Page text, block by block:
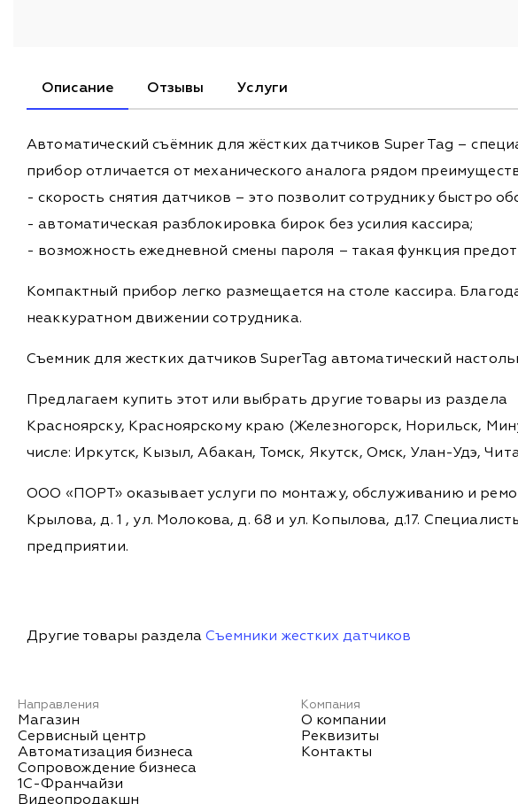
Описание Отзывы Услуги
Автоматический съёмник для жёстких датчиков Super Tag –
прибор отличается от механического аналога рядом
- скорость снятия датчиков – это позволит сотруднику быстро
- автоматическая разблокировка бирок без усилия кассира;
- возможность ежедневной смены пароля – такая функция
Компактный прибор легко размещается на столе кассира.
неаккуратном движении сотрудника.
Съемник для жестких датчиков SuperTag автоматический
Предлагаем купить этот или выбрать другие товары из раздела
Красноярску, Красноярскому краю (Железногорск, Норильск,
числе: Иркутск, Кызыл, Абакан, Томск, Якутск, Омск, Улан-Удэ,
ООО «ПОРТ» оказывает услуги по монтажу, обслуживанию и
Крылова, д. 1 , ул. Молокова, д. 68 и ул. Копылова, д.17.
предприятии.
Другие товары раздела Съемники жестких датчиков
Направления
Магазин
Сервисный центр
Автоматизация бизнеса
Сопровождение бизнеса
1С-Франчайзи
Видеопродакшн
Компания
О компании
Реквизиты
Контакты